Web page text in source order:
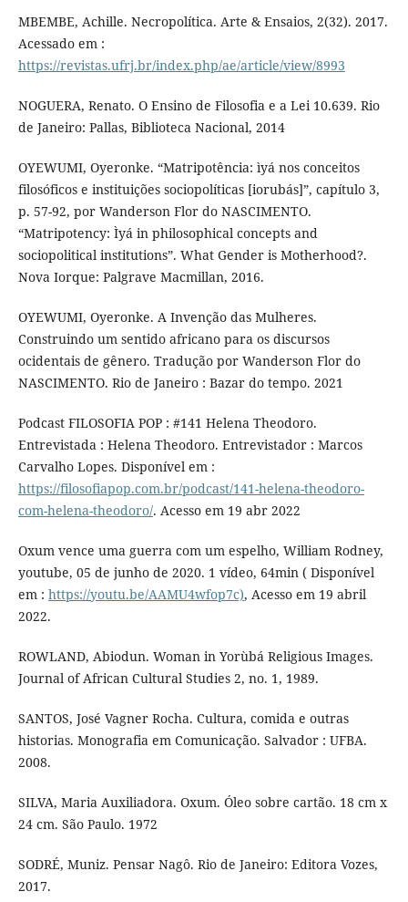
MBEMBE, Achille. Necropolítica. Arte & Ensaios, 2(32). 2017.
Acessado em :
https://revistas.ufrj.br/index.php/ae/article/view/8993
NOGUERA, Renato. O Ensino de Filosofia e a Lei 10.639. Rio
de Janeiro: Pallas, Biblioteca Nacional, 2014
OYEWUMI, Oyeronke. “Matripotência: ìyá nos conceitos
filosóficos e instituições sociopolíticas [iorubás]”, capítulo 3,
p. 57-92, por Wanderson Flor do NASCIMENTO.
“Matripotency: Ìyá in philosophical concepts and
sociopolitical institutions”. What Gender is Motherhood?.
Nova Iorque: Palgrave Macmillan, 2016.
OYEWUMI, Oyeronke. A Invenção das Mulheres.
Construindo um sentido africano para os discursos
ocidentais de gênero. Tradução por Wanderson Flor do
NASCIMENTO. Rio de Janeiro : Bazar do tempo. 2021
Podcast FILOSOFIA POP : #141 Helena Theodoro.
Entrevistada : Helena Theodoro. Entrevistador : Marcos
Carvalho Lopes. Disponível em :
https://filosofiapop.com.br/podcast/141-helena-theodoro-
com-helena-theodoro/. Acesso em 19 abr 2022
Oxum vence uma guerra com um espelho, William Rodney,
youtube, 05 de junho de 2020. 1 vídeo, 64min ( Disponível
em : https://youtu.be/AAMU4wfop7c), Acesso em 19 abril
2022.
ROWLAND, Abiodun. Woman in Yorùbá Religious Images.
Journal of African Cultural Studies 2, no. 1, 1989.
SANTOS, José Vagner Rocha. Cultura, comida e outras
historias. Monografia em Comunicação. Salvador : UFBA.
2008.
SILVA, Maria Auxiliadora. Oxum. Óleo sobre cartão. 18 cm x
24 cm. São Paulo. 1972
SODRÉ, Muniz. Pensar Nagô. Rio de Janeiro: Editora Vozes,
2017.